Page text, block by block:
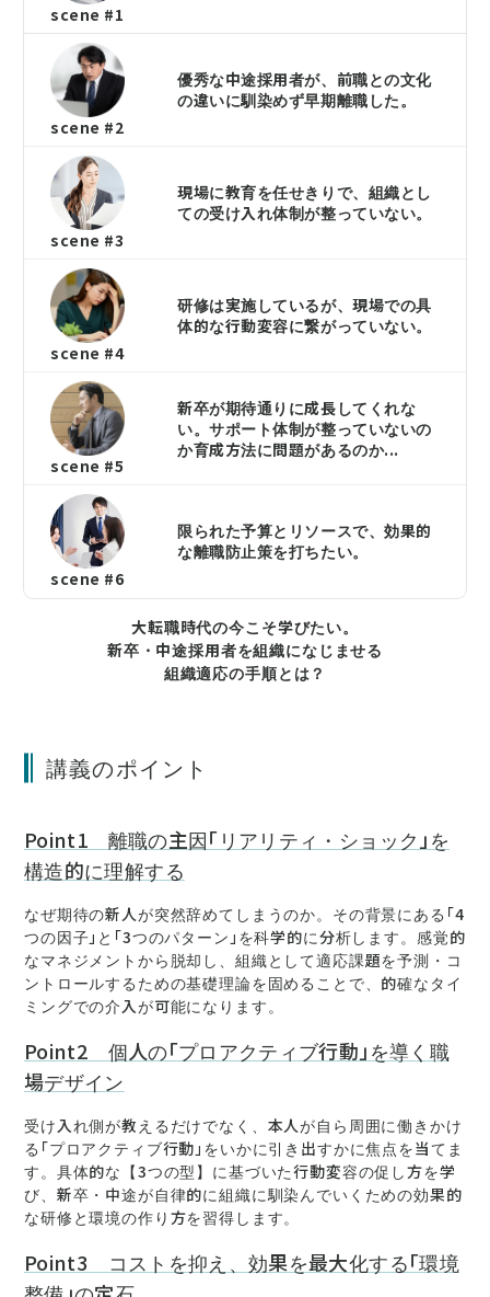
scene #1
scene #2
優秀な中途採用者が、前職との文化
の違いに馴染めず早期離職した。
scene #3
現場に教育を任せきりで、組織とし
ての受け入れ体制が整っていない。
scene #4
研修は実施しているが、現場での具
体的な行動変容に繋がっていない。
scene #5
新卒が期待通りに成長してくれな
い。サポート体制が整っていないの
か育成方法に問題があるのか...
scene #6
限られた予算とリソースで、効果的
な離職防止策を打ちたい。
大転職時代の今こそ学びたい。
新卒・中途採用者を組織になじませる
組織適応の手順とは？
講義のポイント
Point1 離職の主因「リアリティ・ショック」を
構造的に理解する
なぜ期待の新人が突然辞めてしまうのか。その背景にある「4
つの因子」と「3つのパターン」を科学的に分析します。感覚的
なマネジメントから脱却し、組織として適応課題を予測・コ
ントロールするための基礎理論を固めることで、的確なタイ
ミングでの介入が可能になります。
Point2 個人の「プロアクティブ行動」を導く職
場デザイン
受け入れ側が教えるだけでなく、本人が自ら周囲に働きかけ
る「プロアクティブ行動」をいかに引き出すかに焦点を当てま
す。具体的な【3つの型】に基づいた行動変容の促し方を学
び、新卒・中途が自律的に組織に馴染んでいくための効果的
な研修と環境の作り方を習得します。
Point3 コストを抑え、効果を最大化する「環境